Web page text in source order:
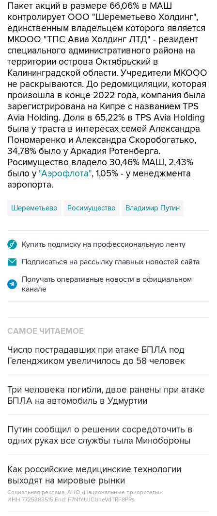
Пакет акций в размере 66,06% в МАШ
контролирует ООО "Шереметьево Холдинг",
единственным владельцем которого является
МКООО "ТПС Авиа Холдинг ЛТД" - резидент
специального административного района на
территории острова Октябрьский в
Калининградской области. Учредители МКООО
не раскрываются. До редомициляции, которая
произошла в конце 2022 года, компания была
зарегистрирована на Кипре с названием TPS
Avia Holding. Доля в 65,22% в TPS Avia Holding
была у траста в интересах семей Александра
Пономаренко и Александра Скоробогатько,
34,78% было у Аркадия Ротенберга.
Росимущество владело 30,46% МАШ, 2,43%
было у "Аэрофлота", 1,05% - у менеджмента
аэропорта.
Шереметьево Росимущество Владимир Путин
Купить подписку на профессиональную ленту
Подписаться на рассылку главных новостей сайта
Получать оперативные новости в официальном
канале
САМОЕ ЧИТАЕМОЕ
Число пострадавших при атаке БПЛА под
Геленджиком увеличилось до 58 человек
Три человека погибли, двое ранены при атаке
БПЛА на автомобиль в Удмуртии
Путин сообщил о решении сосредоточить в
одних руках все службы тыла Минобороны
Как российские медицинские технологии
выходят на мировые рынки
Социальная реклама, АНО «Национальные приоритеты».
ИНН 7725383515 Erid: F7NfYUJCUneVdTRF8PRs